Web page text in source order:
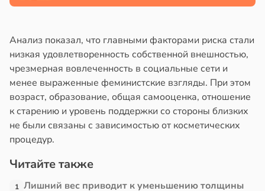
Анализ показал, что главными факторами риска стали
низкая удовлетворенность собственной внешностью,
чрезмерная вовлеченность в социальные сети и
менее выраженные феминистские взгляды. При этом
возраст, образование, общая самооценка, отношение
к старению и уровень поддержки со стороны близких
не были связаны с зависимостью от косметических
процедур.
Читайте также
1 Лишний вес приводит к уменьшению толщины